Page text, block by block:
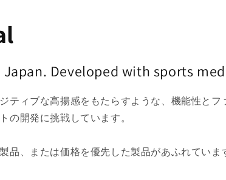
Developed with sports
ティブな高揚感をもたらすような、機能性とフ
の開発に挑戦しています。
品、または価格を優先した製品があふれていま